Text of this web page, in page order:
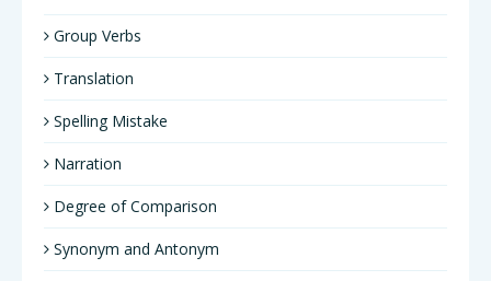
Group Verbs
Translation
Spelling Mistake
Narration
Degree of Comparison
Synonym and Antonym